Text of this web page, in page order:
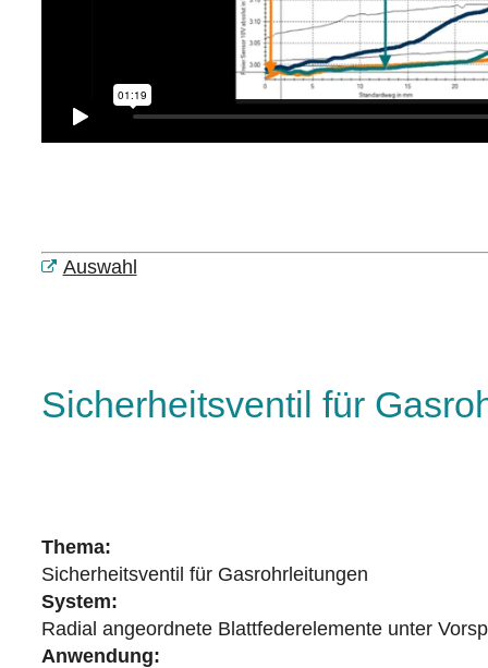
Auswahl
Sicherheitsventil für
Thema:
Sicherheitsventil für Gasrohrleitungen
System:
Radial angeordnete Blattfederelemente unter
Anwendung: